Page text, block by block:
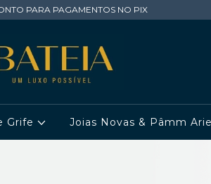
PARA PAGAMENTOS NO PIX
Grife Joias Novas & Pâmm